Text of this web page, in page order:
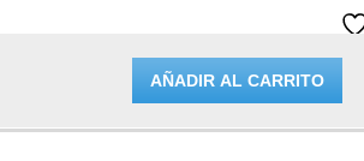
AÑADIR AL CARRITO
a la